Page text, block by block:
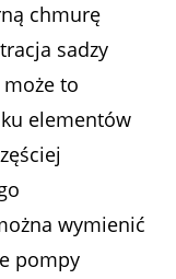
chmurę
sadzy
to
elementów
wymienić
pompy